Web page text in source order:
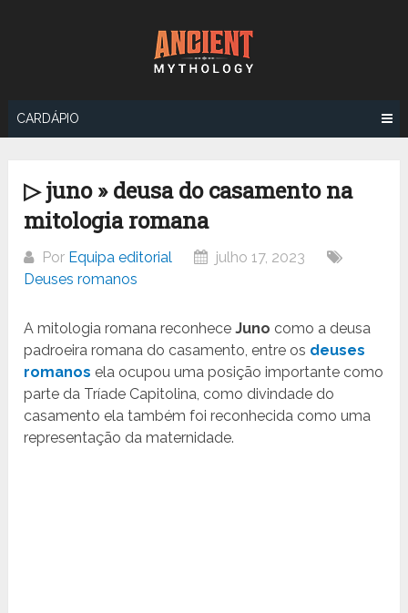
CARDÁPIO
▷ juno » deusa do casamento na
mitologia romana
Por Equipa editorial
julho 17, 2023
Deuses romanos
A mitologia romana reconheceJuno como a deusa
padroeira romana do casamento, entre os deuses
romanos ela ocupou uma posição importante como
parte da Tríade Capitolina, como divindade do
casamento ela também foi reconhecida como uma
representação da maternidade.